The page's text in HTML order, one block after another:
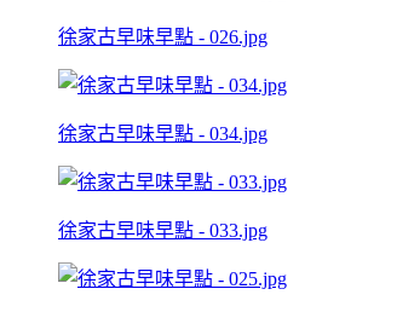
徐家古早味早點 - 026.jpg
徐家古早味早點 - 034.jpg
徐家古早味早點 - 033.jpg